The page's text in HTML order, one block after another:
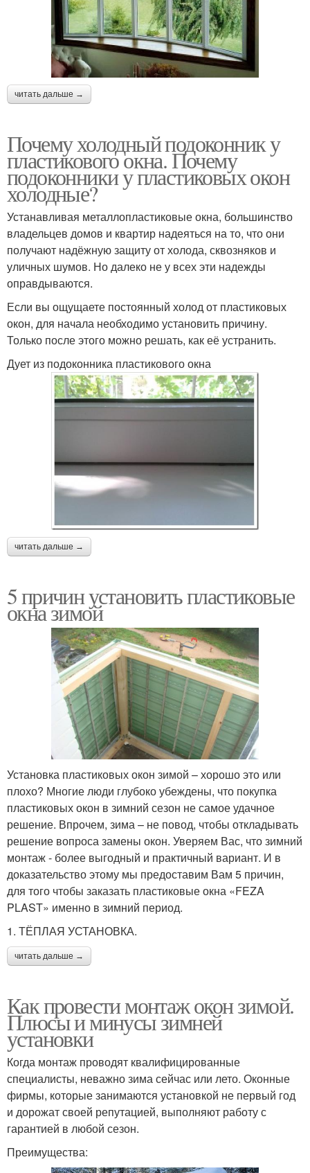
читать дальше →
Почему холодный подоконник у
пластикового окна. Почему
подоконники у пластиковых окон
холодные?
Устанавливая металлопластиковые окна, большинство
владельцев домов и квартир надеяться на то, что они
получают надёжную защиту от холода, сквозняков и
уличных шумов. Но далеко не у всех эти надежды
оправдываются.
Если вы ощущаете постоянный холод от пластиковых
окон, для начала необходимо установить причину.
Только после этого можно решать, как её устранить.
Дует из подоконника пластикового окна
читать дальше →
5 причин установить пластиковые
окна зимой
Установка пластиковых окон зимой – хорошо это или
плохо? Многие люди глубоко убеждены, что покупка
пластиковых окон в зимний сезон не самое удачное
решение. Впрочем, зима – не повод, чтобы откладывать
решение вопроса замены окон. Уверяем Вас, что зимний
монтаж - более выгодный и практичный вариант. И в
доказательство этому мы предоставим Вам 5 причин,
для того чтобы заказать пластиковые окна «FEZA
PLAST» именно в зимний период.
1. ТЁПЛАЯ УСТАНОВКА.
читать дальше →
Как провести монтаж окон зимой.
Плюсы и минусы зимней
установки
Когда монтаж проводят квалифицированные
специалисты, неважно зима сейчас или лето. Оконные
фирмы, которые занимаются установкой не первый год
и дорожат своей репутацией, выполняют работу с
гарантией в любой сезон.
Преимущества: